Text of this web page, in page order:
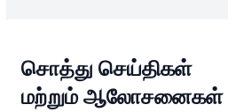
சொத்து செய்திகள்
மற்றும் ஆலோசனைகள்